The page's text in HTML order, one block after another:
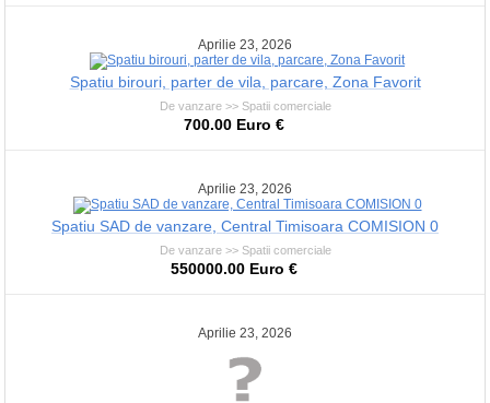
Aprilie 23, 2026
Spatiu birouri, parter de vila, parcare, Zona Favorit
De vanzare >> Spatii comerciale
700.00 Euro €
Aprilie 23, 2026
Spatiu SAD de vanzare, Central Timisoara COMISION 0
De vanzare >> Spatii comerciale
550000.00 Euro €
Aprilie 23, 2026